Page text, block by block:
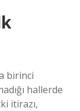
birinci
hallerde
itirazı,